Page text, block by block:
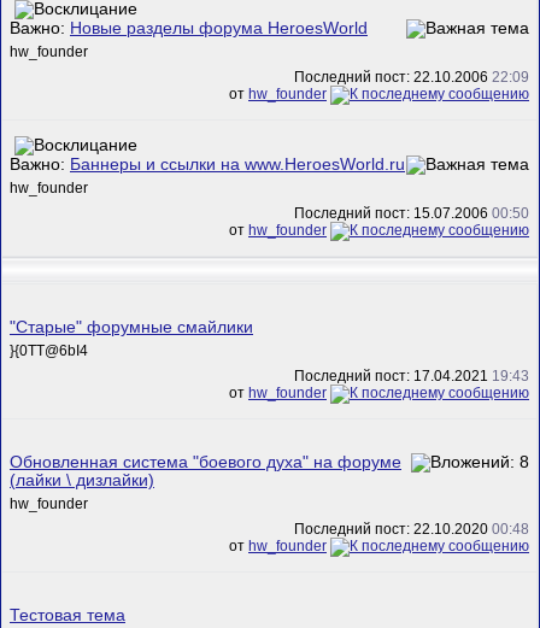
Важно: Новые разделы форума HeroesWorld
hw_founder
Последний пост: 22.10.2006 22:09
от hw_founder
Важно: Баннеры и ссылки на www.HeroesWorld.ru
hw_founder
Последний пост: 15.07.2006 00:50
от hw_founder
"Старые" форумные смайлики
}{0TT@6bI4
Последний пост: 17.04.2021 19:43
от hw_founder
Обновленная система "боевого духа" на форуме
(лайки \ дизлайки)
hw_founder
Последний пост: 22.10.2020 00:48
от hw_founder
Тестовая тема